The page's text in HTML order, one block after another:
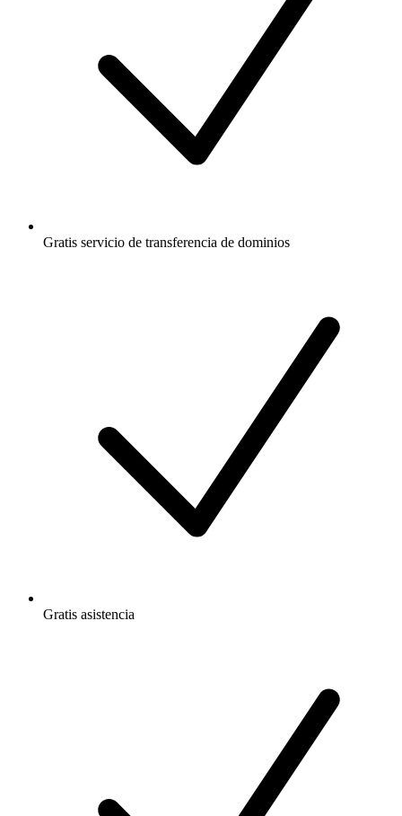
Gratis servicio de transferencia de dominios
Gratis asistencia